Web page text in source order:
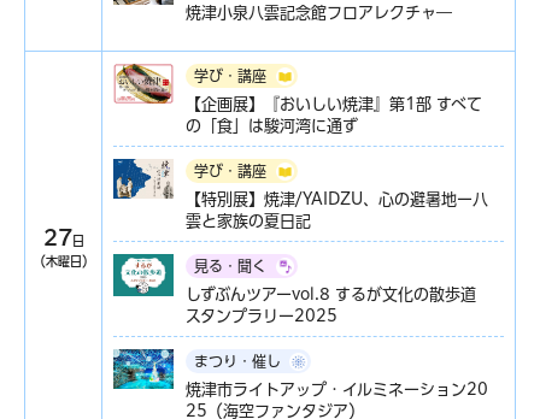
焼津小泉八雲記念館フロアレクチャ―
27 日
（木曜日）
学び・講座
【企画展】『おいしい焼津』第1部 すべて
の「食」は駿河湾に通ず
学び・講座
【特別展】焼津/YAIDZU、心の避暑地ー八
雲と家族の夏日記
見る・聞く
しずぶんツアーvol.8 するが文化の散歩道
スタンプラリー2025
まつり・催し
焼津市ライトアップ・イルミネーション20
25（海空ファンタジア）